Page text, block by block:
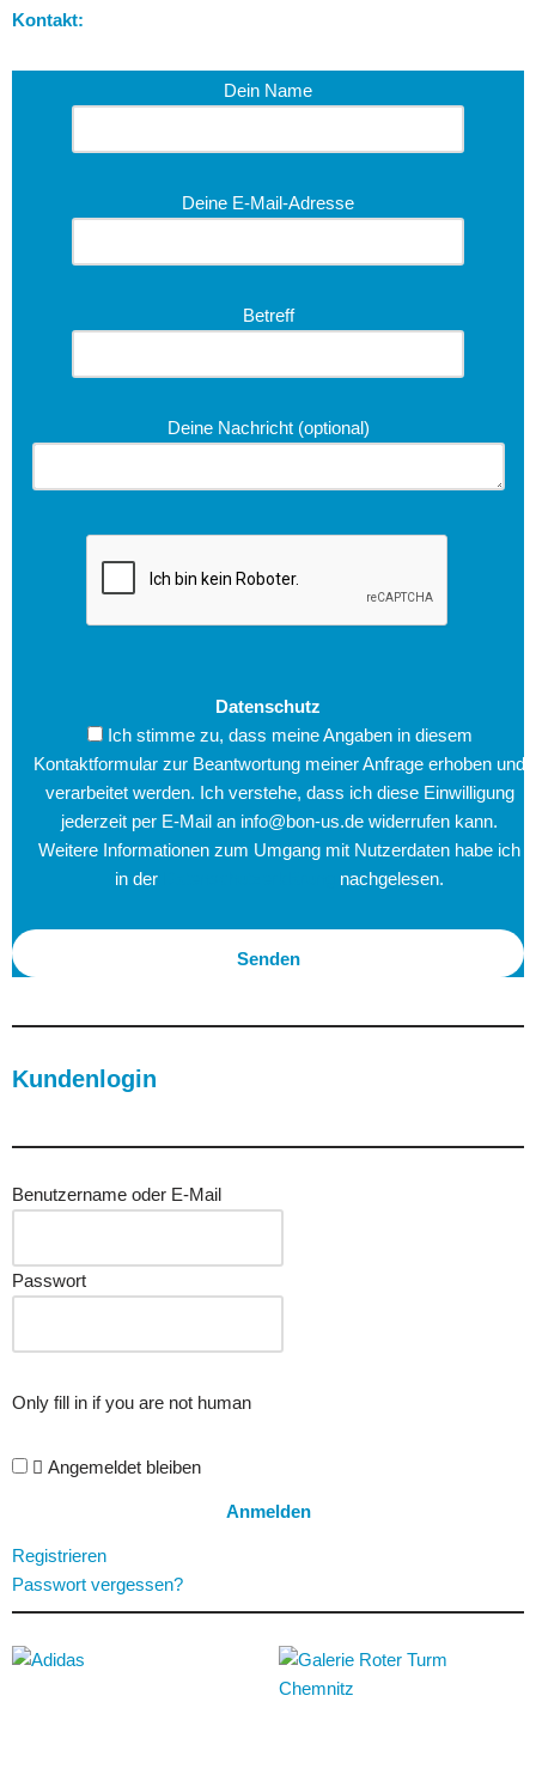
Kontakt:
Dein Name
Deine E-Mail-Adresse
Betreff
Deine Nachricht (optional)
Datenschutz
Ich stimme zu, dass meine Angaben in diesem
Kontaktformular zur Beantwortung meiner Anfrage erhoben und
verarbeitet werden. Ich verstehe, dass ich diese Einwilligung
jederzeit per E-Mail an info@bon-us.de widerrufen kann.
Weitere Informationen zum Umgang mit Nutzerdaten habe ich
in der
nachgelesen.
Kundenlogin
Benutzername oder E-Mail
Passwort
Only fill in if you are not human
Angemeldet bleiben
Registrieren
Passwort vergessen?